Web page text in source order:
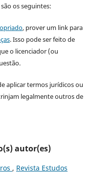
os seguintes:
, prover um link para
. Isso pode ser feito de
o licenciador (ou
aplicar termos jurídicos ou
legalmente outros de
autor(es)
, Revista Estudos